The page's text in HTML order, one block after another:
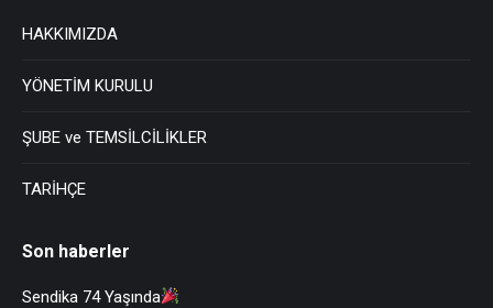
HAKKIMIZDA
YÖNETİM KURULU
ŞUBE ve TEMSİLCİLİKLER
TARİHÇE
Son haberler
Sendika 74 Yaşında